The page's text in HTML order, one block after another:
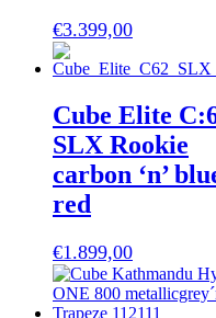
€3.399,00
Cube Elite
SLX Rookie
carbon ‘n’
red
€1.899,00